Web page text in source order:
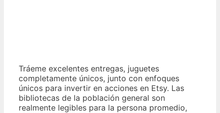
Tráeme excelentes entregas, juguetes
completamente únicos, junto con enfoques
únicos para invertir en acciones en Etsy. Las
bibliotecas de la población general son
realmente legibles para la persona promedio,